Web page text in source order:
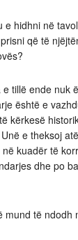
e hidhni në
që të
e tillë ende nuk
është e
kërkesë
e theksoj
kuadër të
dhe po
mund të ndodh